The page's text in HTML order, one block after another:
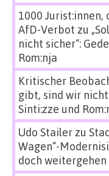
1000 Jurist:innen,
AfD-Verbot zu
nicht sicher“:
Rom:nja
Kritischer
gibt, sind wir nicht
Sinti:zze und
Udo Stailerzu
Wagen“-
doch weitergehen